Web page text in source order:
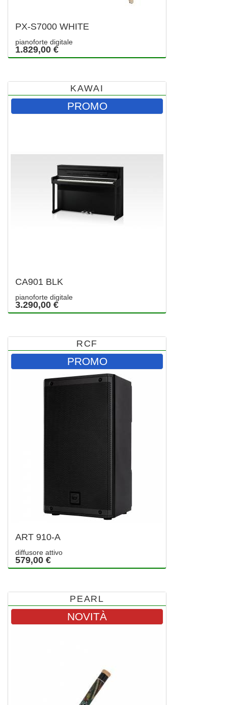
PX-S7000 WHITE
pianoforte digitale
1.829,00 €
KAWAI
PROMO
CA901 BLK
pianoforte digitale
3.290,00 €
RCF
PROMO
ART 910-A
diffusore attivo
579,00 €
PEARL
NOVITÀ